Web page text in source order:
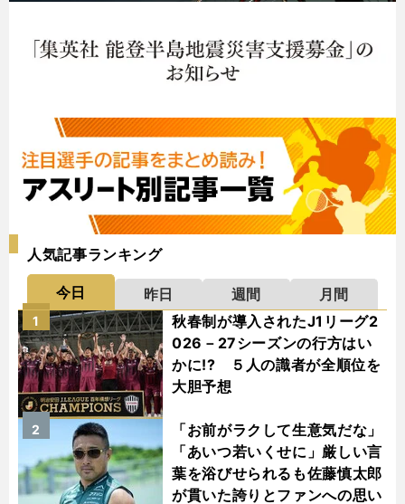
人気記事ランキング
今日 昨日 週間
月間
秋春制が導入されたJ1リーグ2
026－27シーズンの行方はい
かに!? ５人の識者が全順位を
大胆予想
1
「お前がラクして生意気だな」
「あいつ若いくせに」厳しい言
葉を浴びせられるも佐藤慎太郎
が貫いた誇りとファンへの思い
2